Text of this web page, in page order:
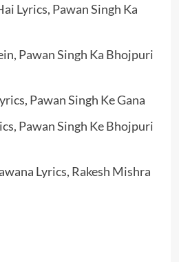
Lyrics, Pawan Singh Ka
Pawan Singh Ka Bhojpuri
Pawan Singh Ke Gana
Pawan Singh Ke Bhojpuri
Lyrics, Rakesh Mishra